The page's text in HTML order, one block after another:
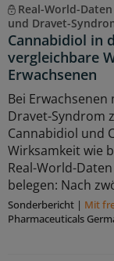
Real-World-
und Dravet-
Cannabidiol in
vergleichbare
Erwachsenen
Bei
Dravet-Syndrom
Cannabidiol und
Wirksamkeit wie
Real-World-
belegen: Nach
Sonderbericht | Mit
Pharmaceuticals